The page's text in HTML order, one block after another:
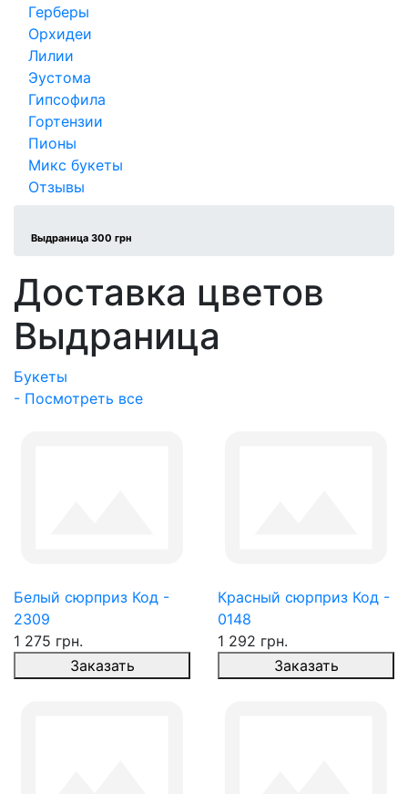
Герберы
Орхидеи
Лилии
Эустома
Гипсофила
Гортензии
Пионы
Микс букеты
Отзывы
Выдраница 300 грн
Доставка цветов
Выдраница
Букеты
- Посмотреть все
Белый сюрприз Код -
2309
1 275 грн.
Заказать
Красный сюрприз Код -
0148
1 292 грн.
Заказать